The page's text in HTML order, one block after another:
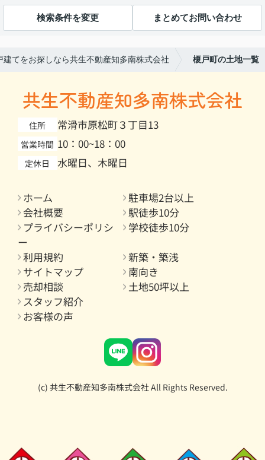
検索条件を変更 まとめてお問い合わせ
建てをお探しなら共生不動産知多南株式会社 榎戸町の土地一覧
共生不動産知多南株式会社
住所 常滑市原松町３丁目13
営業時間 10：00~18：00
定休日 水曜日、木曜日
ホーム
駐車場2台以上
会社概要
駅徒歩10分
プライバシーポリシ
ー
学校徒歩10分
利用規約
新築・築浅
サイトマップ
南向き
売却相談
土地50坪以上
スタッフ紹介
お客様の声
(c) 共生不動産知多南株式会社 All Rights Reserved.